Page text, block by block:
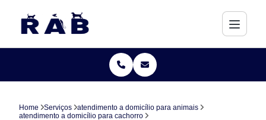
Home Serviços
atendimento a domicílio para animais
atendimento a domicílio para cachorro